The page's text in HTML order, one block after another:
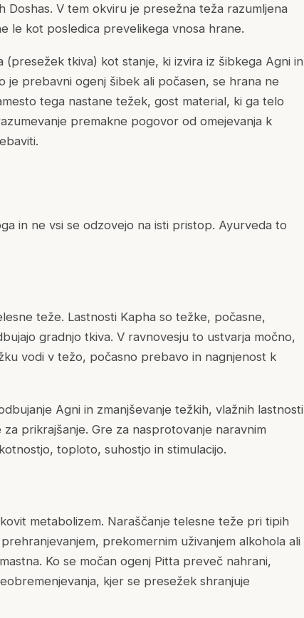
Doshas. V tem okviru je presežna teža razumljena
le kot posledica prevelikega vnosa hrane.
(presežek tkiva) kot stanje, ki izvira iz šibkega Agni in
je prebavni ogenj šibek ali počasen, se hrana ne
tega nastane težek, gost material, ki ga telo
premakne pogovor od omejevanja k
in ne vsi se odzovejo na isti pristop. Ayurveda to
teže. Lastnosti Kapha so težke, počasne,
gradnjo tkiva. V ravnovesju to ustvarja močno,
vodi v težo, počasno prebavo in nagnjenost k
Agni in zmanjševanje težkih, vlažnih lastnosti
prikrajšanje. Gre za nasprotovanje naravnim
toploto, suhostjo in stimulacijo.
metabolizem. Naraščanje telesne teže pri tipih
prekomernim uživanjem alkohola ali
Ko se močan ogenj Pitta preveč nahrani,
kjer se presežek shranjuje